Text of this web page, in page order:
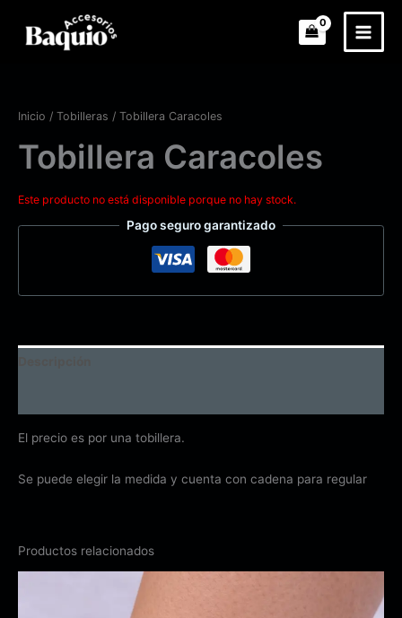
Inicio / Tobilleras / Tobillera Caracoles
Tobillera Caracoles
Este producto no está disponible porque no hay stock.
Pago seguro garantizado
El precio es por una tobillera.
Se puede elegir la medida y cuenta con cadena para regular
Productos relacionados